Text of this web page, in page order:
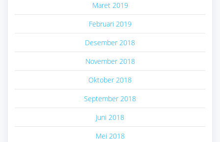
Maret 2019
Februari 2019
Desember 2018
November 2018
Oktober 2018
September 2018
Juni 2018
Mei 2018